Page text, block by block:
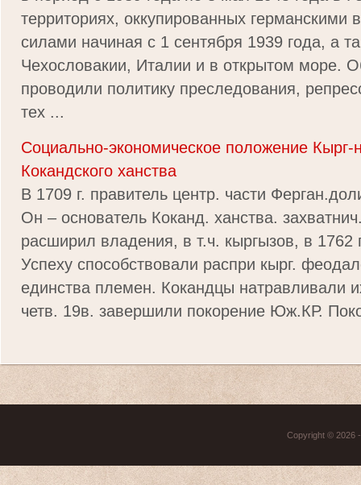
территориях, оккупированных германскими
силами начиная с 1 сентября 1939 года, а
Чехословакии, Италии и в открытом море.
проводили политику преследования,
тех ...
Социально-экономическое положение Кырг-
Кокандского ханства
В 1709 г. правитель центр. части
Он – основатель Коканд. ханства.
расширил владения, в т.ч. кыргызов, в 1762
Успеху способствовали распри кырг.
единства племен. Кокандцы натравливали
четв. 19в. завершили покорение Юж.КР.
Copyright © 2026